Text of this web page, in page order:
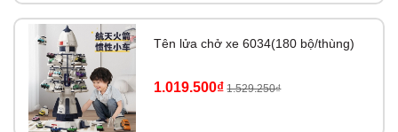
📌 TUTIKIDS CAM KẾT
Tổng kho TUTIKIDS– Tổng kho sỉ miền Bắc chuyên sỉ các mặt
hàng đồ chơi thông minh cho trẻ em, đồ chơi hot trend, sách, văn
phòng phẩm giá sỉ - giá rẻ tốt nhất thị trường v…v.
👉CAM KẾT CHẤT LƯỢNG sản phẩm & giá thành tốt nhất luôn
Tên lửa chở xe 6034(180 bộ/thùng)
1.019.500₫ 1.529.250₫